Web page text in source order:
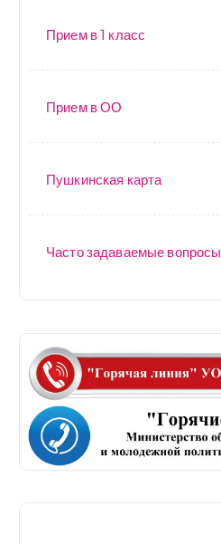
Прием в 1 класс
Прием в ОО
Пушкинская карта
Часто задаваемые вопросы